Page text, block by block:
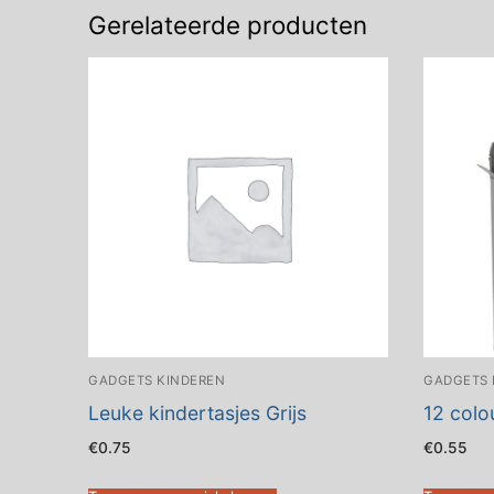
Gerelateerde producten
GADGETS KINDEREN
Leuke kindertasjes Grijs
€0.75
GADGETS
12
€0.55